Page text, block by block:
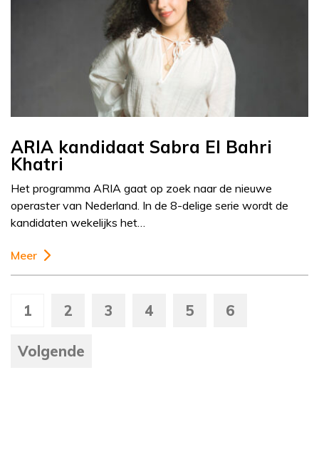
ARIA kandidaat Sabra El Bahri
Khatri
Het programma ARIA gaat op zoek naar de nieuwe
operaster van Nederland. In de 8-delige serie wordt de
kandidaten wekelijks het…
Meer
1 2 3 4 5 6
Volgende